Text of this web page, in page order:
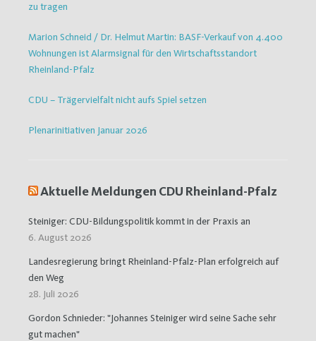
zu tragen
Marion Schneid / Dr. Helmut Martin: BASF-Verkauf von 4.400
Wohnungen ist Alarmsignal für den Wirtschaftsstandort
Rheinland-Pfalz
CDU – Trägervielfalt nicht aufs Spiel setzen
Plenarinitiativen Januar 2026
Aktuelle Meldungen CDU Rheinland-Pfalz
Steiniger: CDU-Bildungspolitik kommt in der Praxis an
6. August 2026
Landesregierung bringt Rheinland-Pfalz-Plan erfolgreich auf
den Weg
28. Juli 2026
Gordon Schnieder: "Johannes Steiniger wird seine Sache sehr
gut machen"